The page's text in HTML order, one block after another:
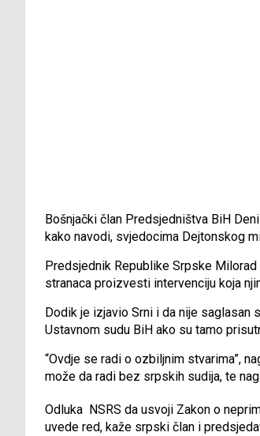
Bošnjački član Predsjedništva BiH
kako navodi, svjedocima Dejtonskog
Predsjednik Republike Srpske
stranaca proizvesti intervenciju koja
Dodik je izjavio Srni i da nije saglasan
Ustavnom sudu BiH ako su tamo
“Ovdje se radi o ozbiljnim stvarima”,
može da radi bez srpskih sudija, te
Odluka NSRS da usvoji Zakon o
uvede red, kaže srpski član i